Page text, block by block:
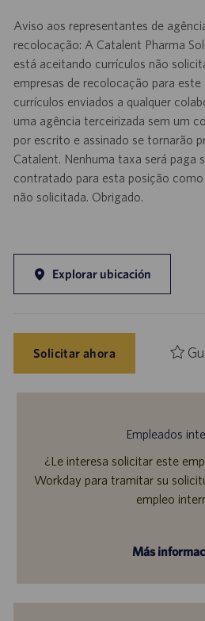
Aviso aos representantes de
recolocação: A Catalent Pharma
está aceitando currículos não
empresas de recolocação para
currículos enviados a qualquer
uma agência terceirizada sem um
por escrito e assinado se tornarão
Catalent. Nenhuma taxa será paga
contratado para esta posição
não solicitada. Obrigado.
Explorar ubicación
Solicitar ahora
Empleados
¿Le interesa solicitar este
Workday para tramitar su
empleo
Más